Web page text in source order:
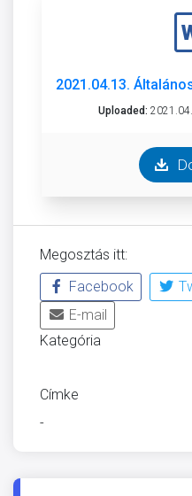
2021.04.13.
Uploaded:
Megosztás itt:
Facebook
E-mail
Kategória
Címke
-